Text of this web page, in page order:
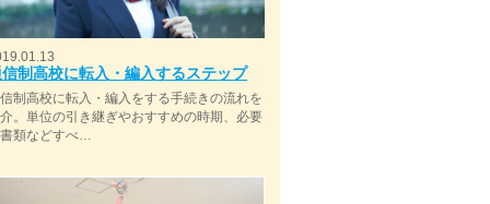
制高校に転入・編入するステップ
制高校に転入・編入をする手続きの流れを
。単位の引き継ぎやおすすめの時期、必要
類などすべ…